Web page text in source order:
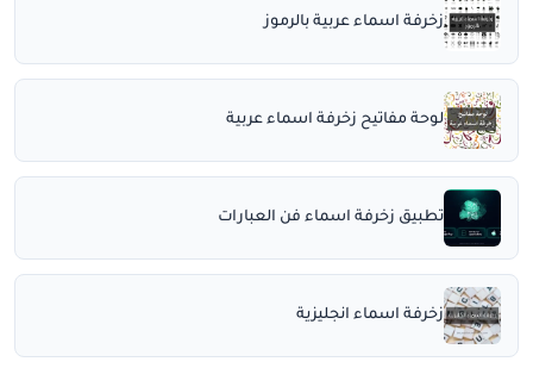
زخرفة اسماء عربية بالرموز
لوحة مفاتيح زخرفة اسماء عربية
تطبيق زخرفة اسماء فن العبارات
زخرفة اسماء انجليزية